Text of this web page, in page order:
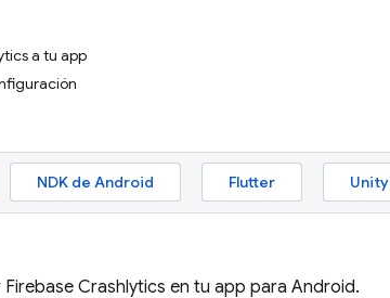
a tu app
NDK de Android Flutter Unity
Firebase Crashlytics en tu app para Android.